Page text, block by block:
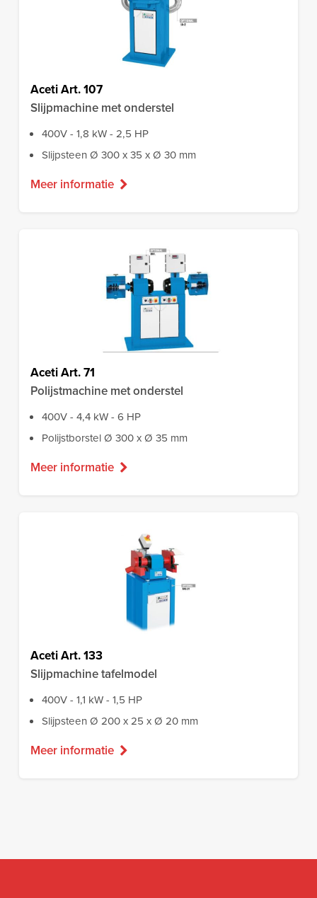
Aceti Art. 107
Slijpmachine met onderstel
400V - 1,8 kW - 2,5 HP
Slijpsteen Ø 300 x 35 x Ø 30 mm
Meer informatie
Aceti Art. 71
Polijstmachine met onderstel
400V - 4,4 kW - 6 HP
Polijstborstel Ø 300 x Ø 35 mm
Meer informatie
Aceti Art. 133
Slijpmachine tafelmodel
400V - 1,1 kW - 1,5 HP
Slijpsteen Ø 200 x 25 x Ø 20 mm
Meer informatie